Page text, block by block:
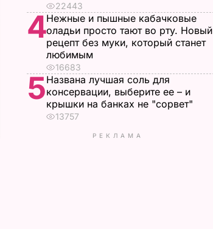
22443
4Нежные и пышные кабачковые
оладьи просто тают во рту. Новый
рецепт без муки, который станет
любимым
16683
5Названа лучшая соль для
консервации, выберите ее – и
крышки на банках не "сорвет"
13757
РЕКЛАМА